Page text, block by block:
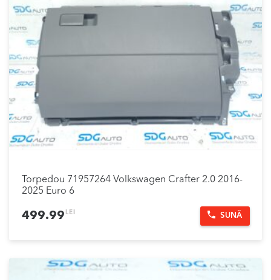
Torpedou 71957264 Volkswagen Crafter 2.0 2016-
2025 Euro 6
499.99 LEI SUNĂ